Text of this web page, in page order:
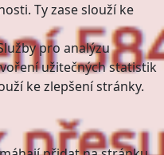
Ty zase slouží ke
pro analýzu
užitečných statistik
ke zlepšení stránky.